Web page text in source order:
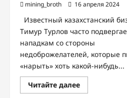
mining_broth 16 апреля 2024
Известный казахстанский
Тимур Турлов часто
нападкам со стороны
недоброжелателей, которые
«нарыть» хоть какой-нибудь...
Читайте далееПрочитать
больше